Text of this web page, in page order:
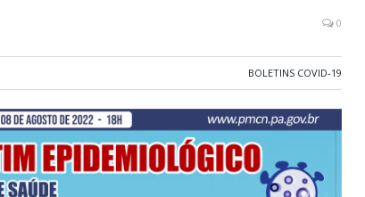
0
BOLETINS COVID-19